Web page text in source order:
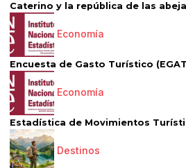
Caterino y la república de las
Economía
Encuesta de Gasto Turístico
Economía
Estadística de Movimientos
Destinos